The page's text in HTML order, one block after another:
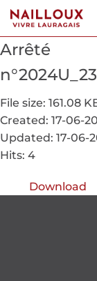
Arrêté
File size: 161.08
Created: 17-06-
Updated: 17-06-
Hits: 4
Download